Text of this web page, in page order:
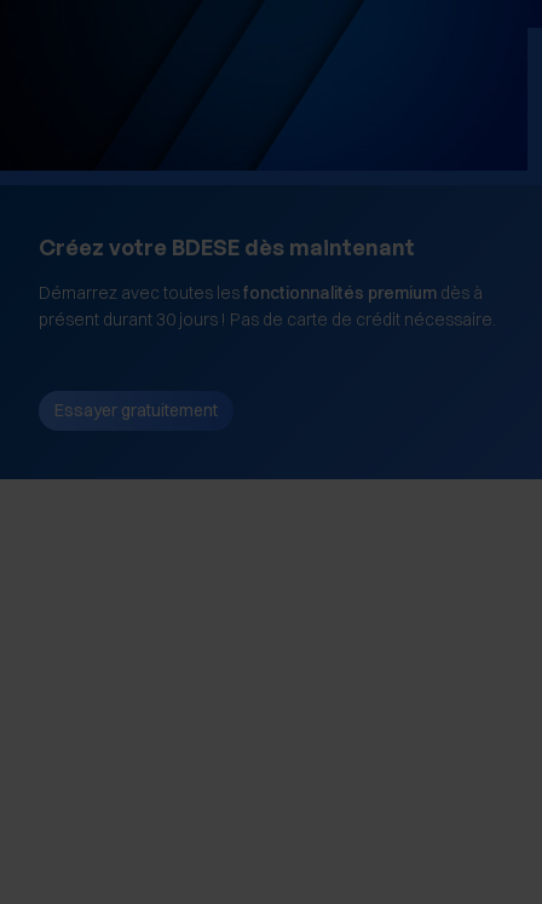
Créez votre BDESE dès maintenant
Démarrez avec toutes lesfonctionnalités premium dès à
présent durant 30 jours ! Pas de carte de crédit nécessaire.
Essayer gratuitement